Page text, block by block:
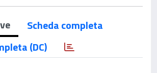
Scheda completa
(DC)